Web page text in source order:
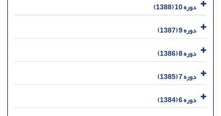
دوره 10 (1388)
دوره 9 (1387)
دوره 8 (1386)
دوره 7 (1385)
دوره 6 (1384)